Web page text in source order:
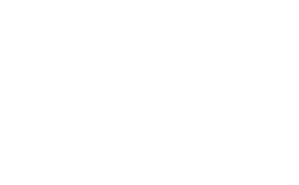
T490s:
có nhiều nét giống với những
trước đó về kiểu dáng nhưng lại
đen sang trọng, nổi bật